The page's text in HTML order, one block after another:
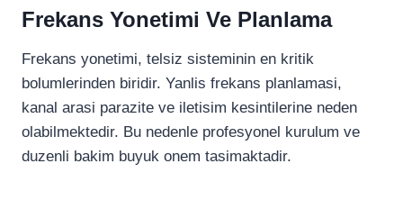
Frekans Yonetimi Ve Planlama
Frekans yonetimi, telsiz sisteminin en kritik
bolumlerinden biridir. Yanlis frekans planlamasi,
kanal arasi parazite ve iletisim kesintilerine neden
olabilmektedir. Bu nedenle profesyonel kurulum ve
duzenli bakim buyuk onem tasimaktadir.